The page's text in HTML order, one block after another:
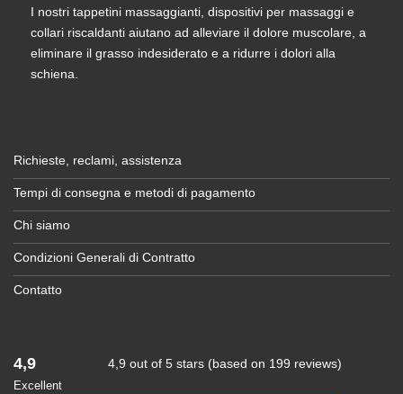
I nostri tappetini massaggianti, dispositivi per massaggi e
collari riscaldanti aiutano ad alleviare il dolore muscolare, a
eliminare il grasso indesiderato e a ridurre i dolori alla
schiena.
Richieste, reclami, assistenza
Tempi di consegna e metodi di pagamento
Chi siamo
Condizioni Generali di Contratto
Contatto
4,9 4,9 out of 5 stars (based on 199 reviews)
Excellent